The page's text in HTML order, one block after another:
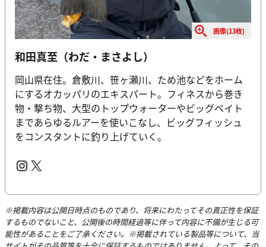
画像(13枚)
和田真至（わだ・まさよし）
岡山県在住。倉敷川、笹ヶ瀬川、ため池などをホーム
にするオカッパリのエキスパート。フィネスから巻き
物・撃ち物、大型のトップウォーターやビッグベイト
まであらゆるルアーを使いこなし、ビッグフィッシュ
をコンスタントに釣り上げていく。
InstagramX
※掲載内容は公開日時点のものであり、将来にわたってその真正性を保証
するものでないこと、公開後の時間経過等に伴って内容に不備が生じる可
能性があることをご了承ください。※掲載されている製品等について、当